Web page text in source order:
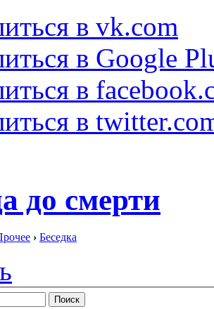
в vk.com
в Google
в
в
до смерти
› Беседка